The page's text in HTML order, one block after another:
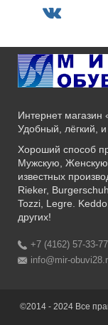
Интернет
Удобный, лёгкий,
Хороший способ
Мужскую, Женскую
известных
Rieker,
Tozzi, Legre.
других!
+7 (4162) 57-33-77
info@mir-
©2014 - 2024 Все